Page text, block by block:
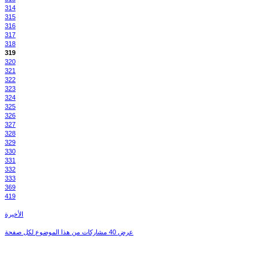
314
315
316
317
318
319
320
321
322
323
324
325
326
327
328
329
330
331
332
333
369
419
الأخيرة
عرض 40 مشاركات من هذا الموضوع لكل صفحة